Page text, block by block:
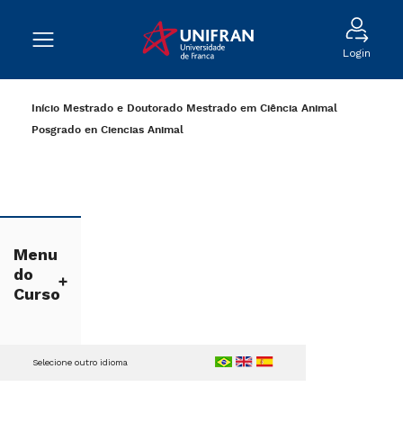
Login
Início Mestrado e Doutorado Mestrado em Ciência Animal
Posgrado en Ciencias Animal
Menu
do
Curso
Selecione outro idioma